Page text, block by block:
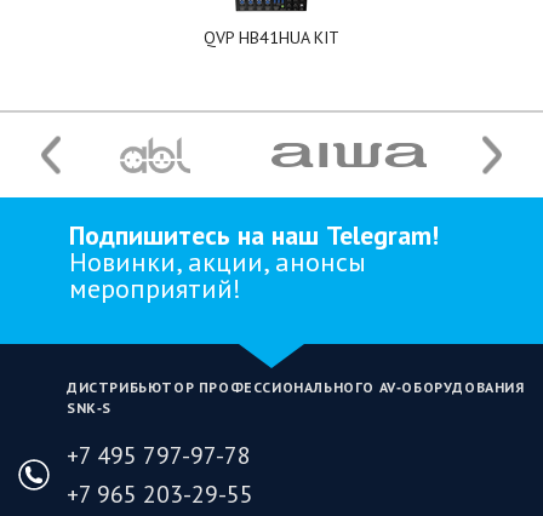
QVP HB41HUA KIT
Подпишитесь на наш Telegram!
Новинки, акции, анонсы
мероприятий!
ДИСТРИБЬЮТОР ПРОФЕССИОНАЛЬНОГО AV‑ОБОРУДОВАНИЯ
SNK‑S
+7 495 797-97-78
+7 965 203-29-55